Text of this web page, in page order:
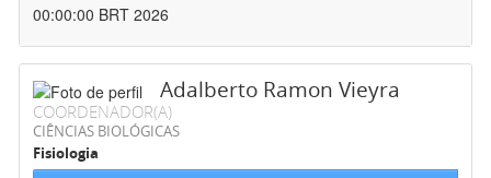
00:00:00 BRT 2026
Adalberto Ramon Vieyra
COORDENADOR(A)
CIÊNCIAS BIOLÓGICAS
Fisiologia